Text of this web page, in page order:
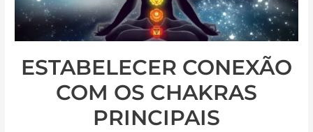
ESTABELECER CONEXÃO
COM OS CHAKRAS
PRINCIPAIS